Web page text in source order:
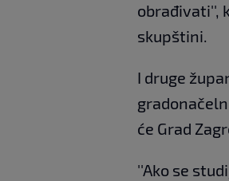
obrađivati'',
skupštini.
I druge
će Grad
''Ako se